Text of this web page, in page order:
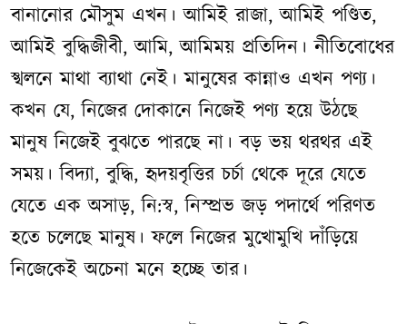
বানানোর মৌসুম এখন। আমিই রাজা, আমিই পণ্ডিত,
আমিই বুদ্ধিজীবী, আমি, আমিময় প্রতিদিন। নীতিবোধের
স্খলনে মাথা ব্যাথা নেই। মানুষের কান্নাও এখন পণ্য।
কখন যে, নিজের দোকানে নিজেই পণ্য হয়ে উঠছে
মানুষ নিজেই বুঝতে পারছে না। বড় ভয় থরথর এই
সময়। বিদ্যা, বুদ্ধি, হৃদয়বৃত্তির চর্চা থেকে দূরে যেতে
যেতে এক অসাড়, নি:স্ব, নিস্প্রভ জড় পদার্থে পরিণত
হতে চলেছে মানুষ। ফলে নিজের মুখোমুখি দাঁড়িয়ে
নিজেকেই অচেনা মনে হচ্ছে তার।